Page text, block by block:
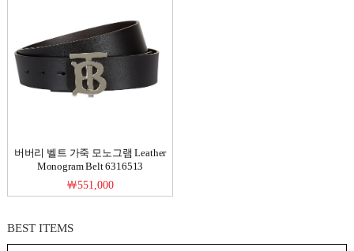
버버리 벨트 가죽 모노그램 Leather
Monogram Belt 6316513
￦551,000
BEST ITEMS